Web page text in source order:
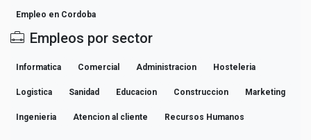
Empleo en Cordoba
Empleos por sector
Informatica Comercial Administracion Hosteleria
Logistica Sanidad Educacion Construccion Marketing
Ingenieria Atencion al cliente Recursos Humanos